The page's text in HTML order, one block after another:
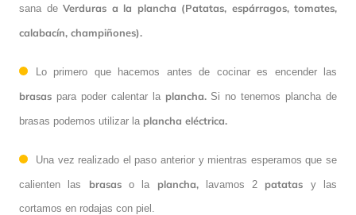
sana de Verduras a la plancha (Patatas, espárragos, tomates,
calabacín, champiñones).
Lo primero que hacemos antes de cocinar es encender las
brasas para poder calentar la plancha.Si no tenemos plancha de
brasas podemos utilizar la plancha eléctrica.
Una vez realizado el paso anterior y mientras esperamos que se
calienten las brasaso la plancha,lavamos 2 patatas y las
cortamos en rodajas con piel.